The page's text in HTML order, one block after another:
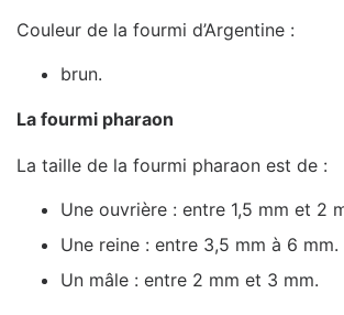
Couleur de la fourmi d’Argentine :
brun.
La fourmi pharaon
La taille de la fourmi pharaon est de :
Une ouvrière : entre 1,5 mm et 2
Une reine : entre 3,5 mm à 6 mm.
Un mâle : entre 2 mm et 3 mm.